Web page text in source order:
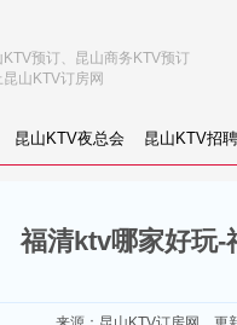
昆山KTV夜总会 昆山KTV招聘
KTV预订、昆山商务KTV预订
昆山KTV订房网
福清ktv哪家好玩-